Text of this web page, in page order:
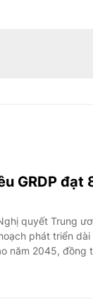
GRDP đạt
quyết Trung
phát triển
năm 2045, đồng